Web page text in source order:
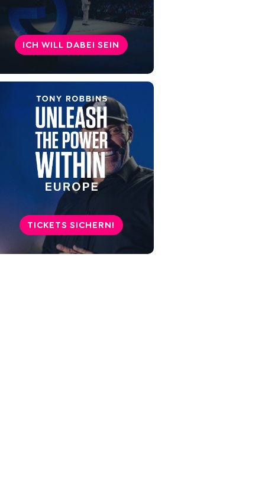
Problem wirklich löst
Problemlösung beginnt mit
Selbstkenntnis
Wenn du nicht weiterweißt: 3
Fazit: Du musst dein Problem
nicht heute lösen. Aber du
darfst heute anfangen.
ICH WILL DABEI SEIN
TICKETS SICHERN!